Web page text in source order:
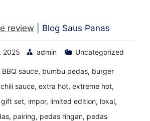
review | Blog Saus Panas
2025 admin Uncategorized
BBQ sauce, bumbu pedas, burger
chili sauce, extra hot, extreme hot,
gift set, impor, limited edition, lokal,
, pairing, pedas ringan, pedas